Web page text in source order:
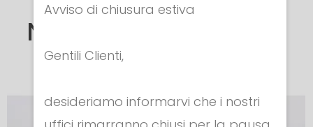
Nella stessa categoria
Avviso di chiusura estiva
Gentili Clienti,
desideriamo informarvi che i nostri